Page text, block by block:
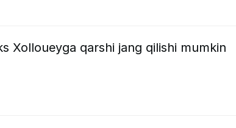
Xolloueyga qarshi jang qilishi mumkin